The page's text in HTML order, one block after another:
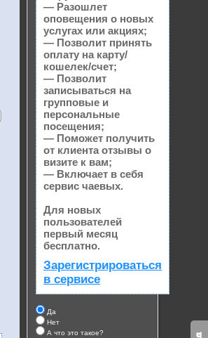
— Разошлет
оповещения о новых
услугах или акциях;
— Позволит принять
оплату на карту/
кошелек/счет;
— Позволит
записываться на
групповые и
персональные
посещения;
— Поможет получить
от клиента отзывы о
визите к вам;
— Включает в себя
сервис чаевых.
Для новых
пользователей
первый месяц
бесплатно.
Зарегистрироваться
в сервисе
Да
Нет
А что это такое?